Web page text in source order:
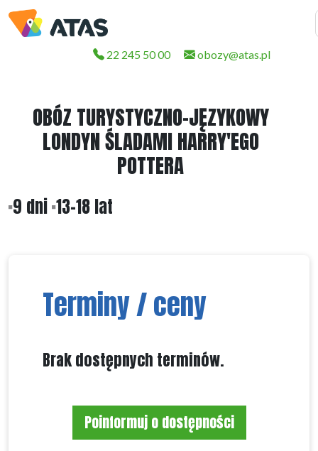
22 245 50 00 obozy@atas.pl
OBÓZ TURYSTYCZNO-JĘZYKOWY
LONDYN ŚLADAMI HARRY'EGO
POTTERA
9 dni 13-18 lat
Terminy / ceny
Brak dostępnych terminów.
Poinformuj o dostępności